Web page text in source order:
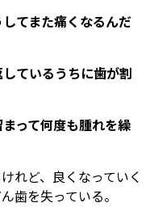
てまた痛くなるんだ
ているうちに歯が割
って何度も腫れを繰
れど、良くなっていく
歯を失っている。